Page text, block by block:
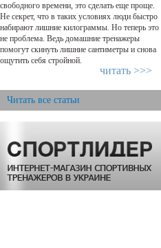
свободного времени, это сделать еще проще.
Не секрет, что в таких условиях люди быстро
набирают лишние килограммы. Но теперь это
не проблема. Ведь домашние тренажеры
помогут скинуть лишние сантиметры и снова
ощутить себя стройной.
читать >>>
Читать все статьи